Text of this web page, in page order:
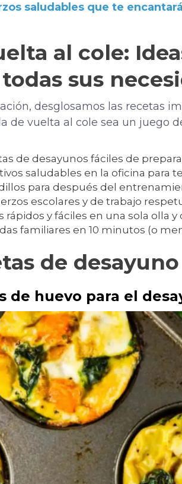
saludables que te
al cole:
sus
desglosamos las recetas
de vuelta al cole sea un juego
de desayunos fáciles de
saludables en la oficina para
para después del
escolares y de trabajo
rápidos y fáciles en una sola olla y
familiares en 10 minutos (o
de
de huevo para el